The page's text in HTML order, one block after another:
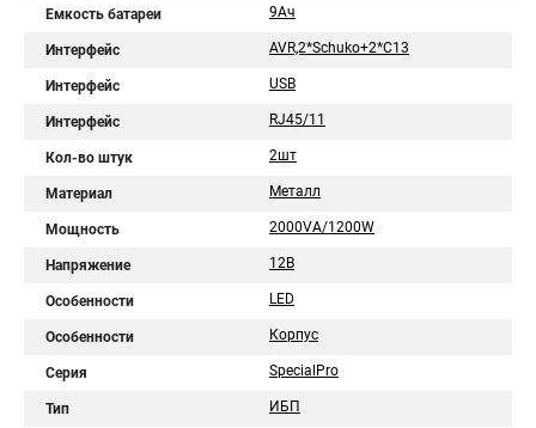
Емкость батареи 9Aч
Интерфейс AVR,2*Schuko+2*C13
Интерфейс USB
Интерфейс RJ45/11
Кол-во штук 2шт
Материал Металл
Мощность 2000VA/1200W
Напряжение 12В
Особенности LED
Особенности Корпус
Серия SpecialPro
Тип ИБП